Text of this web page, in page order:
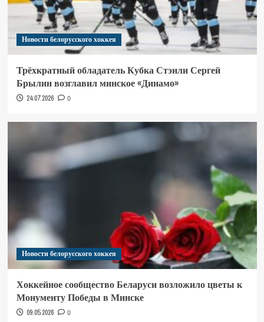
Новости белорусского хоккея
Трёхкратный обладатель Кубка Стэнли Сергей
Брылин возглавил минское «Динамо»
24.07.2026 0
Новости белорусского хоккея
Хоккейное сообщество Беларуси возложило цветы к
Монументу Победы в Минске
09.05.2026 0